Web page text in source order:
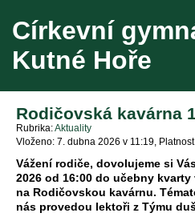
Církevní
Kutné Hoře
Rodičovská kavárna
Rubrika Aktuality
Vloženo: 7. dubna 2026 v 11:19
Vážení rodiče, dovolujeme si
2026 od 16:00 do učebny
na Rodičovskou kavárnu.
nás provedou lektoři z Týmu